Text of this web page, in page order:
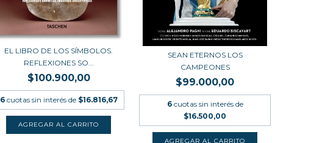
EL LIBRO DE LOS SÍMBOLOS.
REFLEXIONES SO...
$100.900,00
6 cuotas sin interés de $16.816,67
SEAN ETERNOS LOS
CAMPEONES
$99.000,00
6 cuotas sin interés de
$16.500,00